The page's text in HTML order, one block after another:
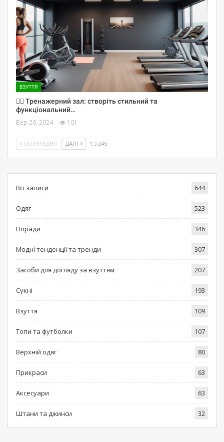
ВЗУТТЯ
🏋️‍♀️ Тренажерний зал: створіть стильний та
функціональний…
Бер 26, 2024 101
ПОПЕРЕДНЯ ДАЛІ 1 з 245
Всі записи 644
Одяг 523
Поради 346
Модні тенденції та тренди 307
Засоби для догляду за взуттям 207
Сукні 193
Взуття 109
Топи та футболки 107
Верхній одяг 80
Прикраси 63
Аксесуари 63
Штани та джинси 32